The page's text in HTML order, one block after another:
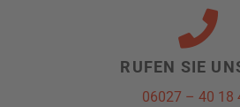
RUFEN SIE
06027 – 40 18